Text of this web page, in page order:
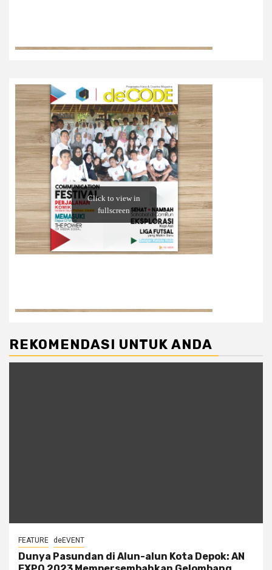
REKOMENDASI UNTUK ANDA
FEATURE deEVENT
Dunya Pasundan di Alun-alun Kota Depok: AN